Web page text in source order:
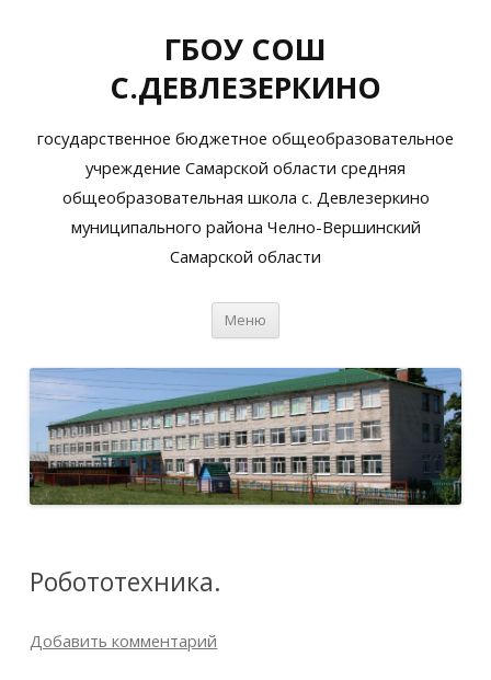
ГБОУ СОШ
С.ДЕВЛЕЗЕРКИНО
государственное бюджетное общеобразовательное
учреждение Самарской области средняя
общеобразовательная школа с. Девлезеркино
муниципального района Челно-Вершинский
Самарской области
Меню
Робототехника.
Добавить комментарий